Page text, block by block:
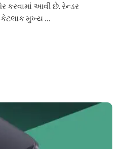
કરવામાં આવી છે. રેન્ડર
કેટલાક મુખ્ય …